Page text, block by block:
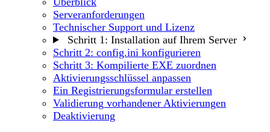
Serveranforderungen
Technischer Support und Lizenz
Schritt 1: Installation auf Ihrem Server
Schritt 2: config.ini konfigurieren
Schritt 3: Kompilierte EXE zuordnen
Aktivierungsschlüssel anpassen
Ein Registrierungsformular erstellen
Validierung vorhandener Aktivierungen
Deaktivierung